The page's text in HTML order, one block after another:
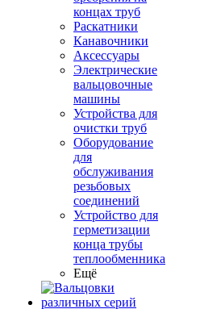
концах труб
Раскатники
Канавочники
Аксессуары
Электрические
вальцовочные
машины
Устройства для
очистки труб
Оборудование
для
обслуживания
резьбовых
соединений
Устройство для
герметизации
конца трубы
теплообменника
Ещё